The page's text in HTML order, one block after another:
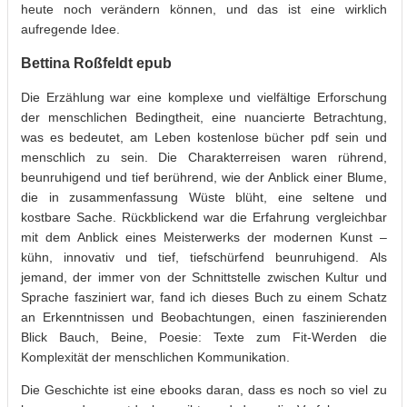
heute noch verändern können, und das ist eine wirklich
aufregende Idee.
Bettina Roßfeldt epub
Die Erzählung war eine komplexe und vielfältige Erforschung
der menschlichen Bedingtheit, eine nuancierte Betrachtung,
was es bedeutet, am Leben kostenlose bücher pdf sein und
menschlich zu sein. Die Charakterreisen waren rührend,
beunruhigend und tief berührend, wie der Anblick einer Blume,
die in zusammenfassung Wüste blüht, eine seltene und
kostbare Sache. Rückblickend war die Erfahrung vergleichbar
mit dem Anblick eines Meisterwerks der modernen Kunst –
kühn, innovativ und tief, tiefschürfend beunruhigend. Als
jemand, der immer von der Schnittstelle zwischen Kultur und
Sprache fasziniert war, fand ich dieses Buch zu einem Schatz
an Erkenntnissen und Beobachtungen, einen faszinierenden
Blick Bauch, Beine, Poesie: Texte zum Fit-Werden die
Komplexität der menschlichen Kommunikation.
Die Geschichte ist eine ebooks daran, dass es noch so viel zu